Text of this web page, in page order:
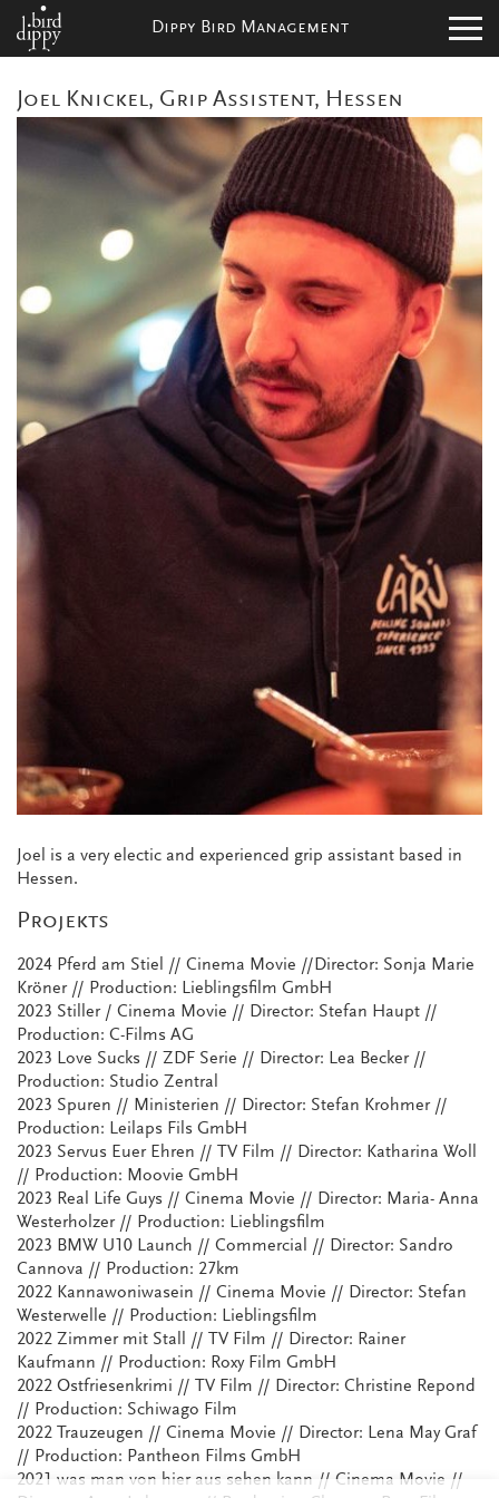
Dippy Bird Management
Joel Knickel, Grip Assistent, Hessen
Joel is a very electic and experienced grip assistant based in
Hessen.
Projekts
2024 Pferd am Stiel // Cinema Movie //Director: Sonja Marie
Kröner // Production: Lieblingsfilm GmbH
2023 Stiller / Cinema Movie // Director: Stefan Haupt //
Production: C-Films AG
2023 Love Sucks // ZDF Serie // Director: Lea Becker //
Production: Studio Zentral
2023 Spuren // Ministerien // Director: Stefan Krohmer //
Production: Leilaps Fils GmbH
2023 Servus Euer Ehren // TV Film // Director: Katharina Woll
// Production: Moovie GmbH
2023 Real Life Guys // Cinema Movie // Director: Maria- Anna
Westerholzer // Production: Lieblingsfilm
2023 BMW U10 Launch // Commercial // Director: Sandro
Cannova // Production: 27km
2022 Kannawoniwasein // Cinema Movie // Director: Stefan
Westerwelle // Production: Lieblingsfilm
2022 Zimmer mit Stall // TV Film // Director: Rainer
Kaufmann // Production: Roxy Film GmbH
2022 Ostfriesenkrimi // TV Film // Director: Christine Repond
// Production: Schiwago Film
2022 Trauzeugen // Cinema Movie // Director: Lena May Graf
// Production: Pantheon Films GmbH
2021 was man von hier aus sehen kann // Cinema Movie //